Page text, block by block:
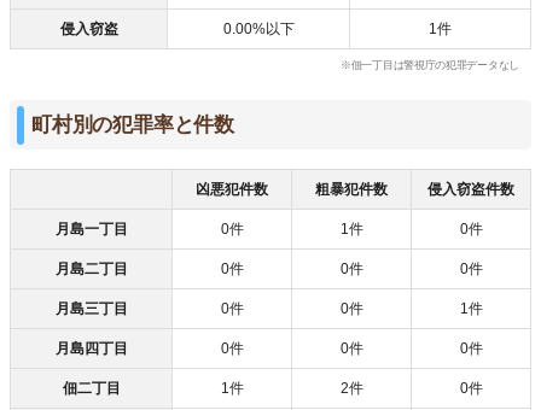
侵入窃盗 0.00%以下 1件
※佃一丁目は警視庁の犯罪データなし
町村別の犯罪率と件数
凶悪犯件数 粗暴犯件数 侵入窃盗件数
月島一丁目 0件 1件 0件
月島二丁目 0件 0件 0件
月島三丁目 0件 0件 1件
月島四丁目 0件 0件 0件
佃二丁目 1件 2件 0件